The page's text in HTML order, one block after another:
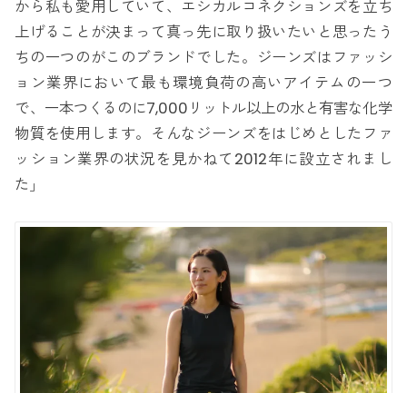
から私も愛用していて、エシカルコネクションズを立ち
上げることが決まって真っ先に取り扱いたいと思ったう
ちの一つのがこのブランドでした。ジーンズはファッシ
ョン業界において最も環境負荷の高いアイテムの一つ
で、一本つくるのに7,000リットル以上の水と有害な化学
物質を使用します。そんなジーンズをはじめとしたファ
ッション業界の状況を見かねて2012年に設立されまし
た」